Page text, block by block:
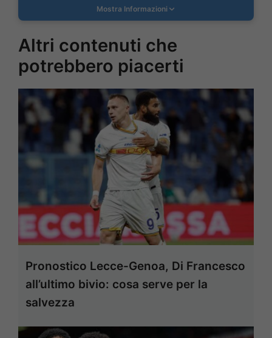
Mostra Informazioni
Altri contenuti che
potrebbero piacerti
Pronostico Lecce-Genoa, Di Francesco
all’ultimo bivio: cosa serve per la
salvezza